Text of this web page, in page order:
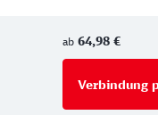
ab 64,98 €
Verbindung